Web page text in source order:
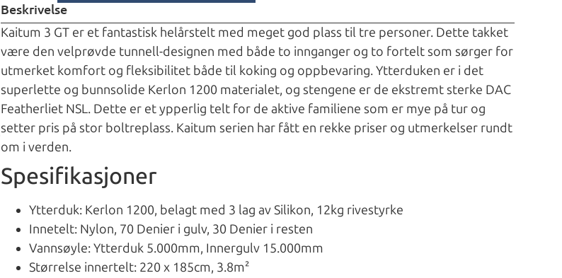
Beskrivelse
Kaitum 3 GT er et fantastisk helårstelt med meget god plass til tre personer. Dette takket
være den velprøvde tunnell-designen med både to innganger og to fortelt som sørger for
utmerket komfort og fleksibilitet både til koking og oppbevaring. Ytterduken er i det
superlette og bunnsolide Kerlon 1200 materialet, og stengene er de ekstremt sterke DAC
Featherliet NSL. Dette er et ypperlig telt for de aktive familiene som er mye på tur og
setter pris på stor boltreplass. Kaitum serien har fått en rekke priser og utmerkelser rundt
om i verden.
Spesifikasjoner
Ytterduk: Kerlon 1200, belagt med 3 lag av Silikon, 12kg rivestyrke
Innetelt: Nylon, 70 Denier i gulv, 30 Denier i resten
Vannsøyle: Ytterduk 5.000mm, Innergulv 15.000mm
Størrelse innertelt: 220 x 185cm, 3.8m²